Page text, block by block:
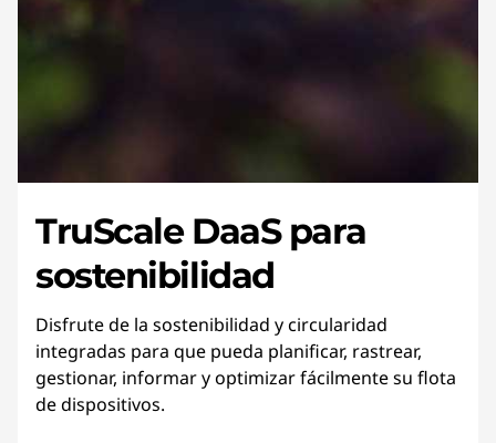
TruScale DaaS para
sostenibilidad
Disfrute de la sostenibilidad y circularidad
integradas para que pueda planificar, rastrear,
gestionar, informar y optimizar fácilmente su flota
de dispositivos.